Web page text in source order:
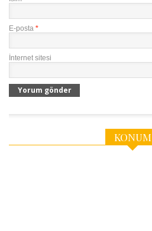
E-posta *
İnternet sitesi
KONUM